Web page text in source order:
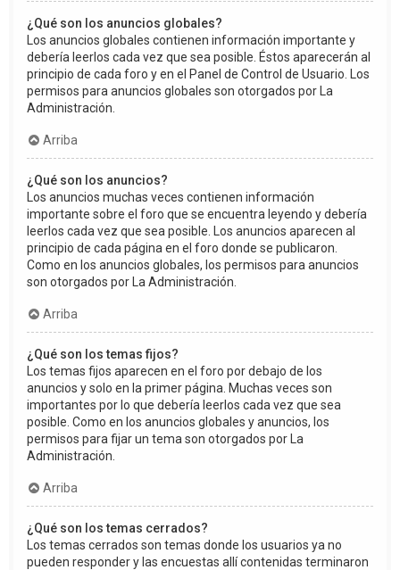
¿Qué son los anuncios globales?
Los anuncios globales contienen información importante y
debería leerlos cada vez que sea posible. Éstos aparecerán al
principio de cada foro y en el Panel de Control de Usuario. Los
permisos para anuncios globales son otorgados por La
Administración.
Arriba
¿Qué son los anuncios?
Los anuncios muchas veces contienen información
importante sobre el foro que se encuentra leyendo y debería
leerlos cada vez que sea posible. Los anuncios aparecen al
principio de cada página en el foro donde se publicaron.
Como en los anuncios globales, los permisos para anuncios
son otorgados por La Administración.
Arriba
¿Qué son los temas fijos?
Los temas fijos aparecen en el foro por debajo de los
anuncios y solo en la primer página. Muchas veces son
importantes por lo que debería leerlos cada vez que sea
posible. Como en los anuncios globales y anuncios, los
permisos para fijar un tema son otorgados por La
Administración.
Arriba
¿Qué son los temas cerrados?
Los temas cerrados son temas donde los usuarios ya no
pueden responder y las encuestas allí contenidas terminaron